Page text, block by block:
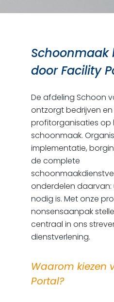
Schoonmaak
door Facility
De afdeling Schoon
ontzorgt bedrijven
profitorganisaties op
schoonmaak.
implementatie,
de complete
onderdelen
nodig is. Met onze
nonsensaanpak
centraal in ons
dienstverlening.
Waarom kiezen
Portal?